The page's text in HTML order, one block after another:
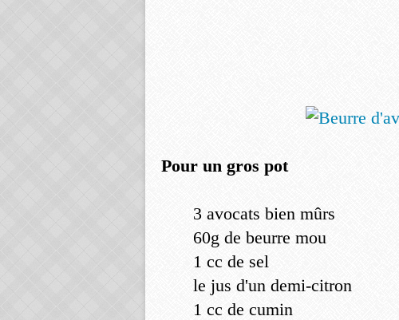
Pour un gros pot
3 avocats bien mûrs
60g de beurre mou
1 cc de sel
le jus d'un demi-citron
1 cc de cumin